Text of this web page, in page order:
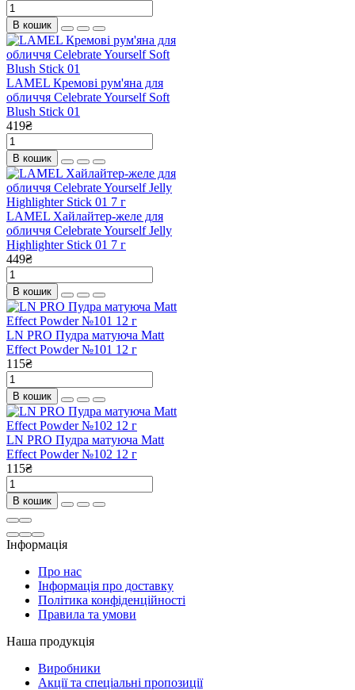
В кошик
LAMEL Кремові рум'яна для
обличчя Celebrate Yourself Soft
Blush Stick 01
419₴
В кошик
LAMEL Хайлайтер-желе для
обличчя Celebrate Yourself Jelly
Highlighter Stick 01 7 г
449₴
В кошик
LN PRO Пудра матуюча Matt
Effect Powder №101 12 г
115₴
В кошик
LN PRO Пудра матуюча Matt
Effect Powder №102 12 г
115₴
В кошик
Інформація
Про нас
Інформація про доставку
Політика конфіденційності
Правила та умови
Наша продукція
Виробники
Акції та спеціальні пропозиції